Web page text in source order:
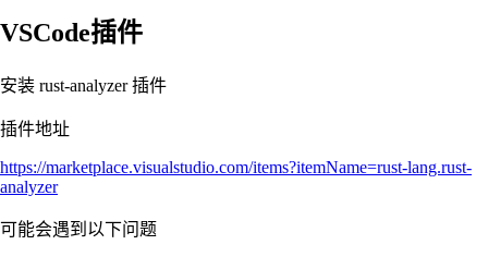
VSCode插件
安装 rust-analyzer 插件
插件地址
https://marketplace.visualstudio.com/items?itemName=rust-lang.rust-
analyzer
可能会遇到以下问题